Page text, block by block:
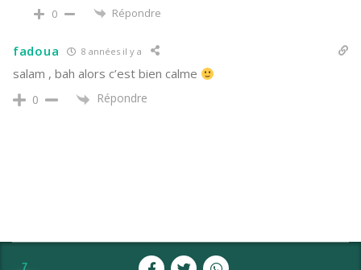
0 Répondre
fadoua 8 années il y a
salam , bah alors c’est bien calme
0 Répondre
7